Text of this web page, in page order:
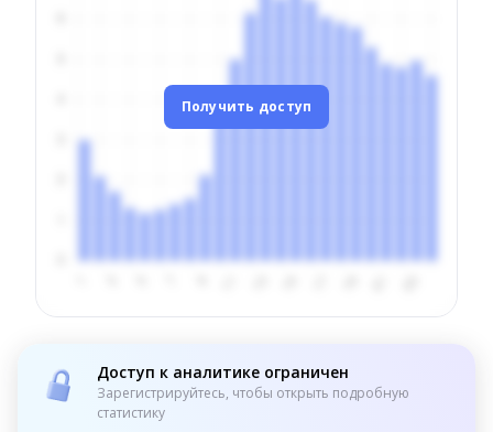
Получить доступ
Доступ к аналитике ограничен
Зарегистрируйтесь, чтобы открыть подробную
статистику